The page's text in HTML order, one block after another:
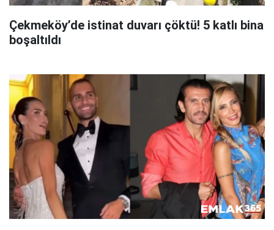
Çekmeköy’de istinat duvarı çöktü! 5 katlı bina
boşaltıldı